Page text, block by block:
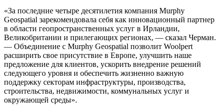
«За последние четыре десятилетия компания Murphy
Geospatial зарекомендовала себя как инновационный партнер
в области геопространственных услуг в Ирландии,
Великобритании и прилегающих регионах, — сказал Черман.
— Объединение с Murphy Geospatial позволит Woolpert
расширить свое присутствие в Европе, улучшить наше
предложение для клиентов, ускорить внедрение решений
следующего уровня и обеспечить жизненно важную
поддержку секторам инфраструктуры, производства,
строительства, недвижимости, коммунальных услуг и
окружающей среды».